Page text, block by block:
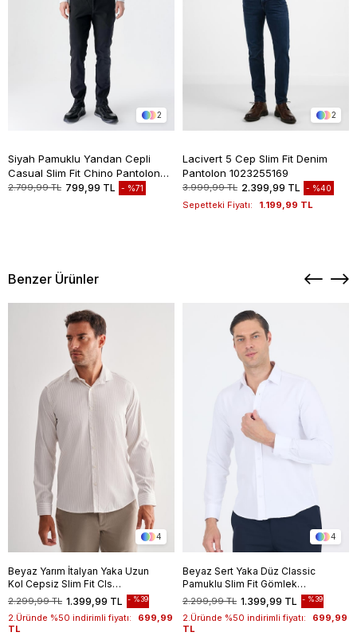
2
Siyah Pamuklu Yandan Cepli
Casual Slim Fit Chino Pantolon
1003235117
2.799,99 TL 799,99 TL %71
2
Lacivert 5 Cep Slim Fit Denim
Pantolon 1023255169
3.999,99 TL 2.399,99 TL %40
Sepetteki Fiyatı: 1.199,99 TL
Benzer Ürünler
4
Beyaz Yarım İtalyan Yaka Uzun
Kol Cepsiz Slim Fit Cls
Gömlek 1004255174
1.399,99 TL
2.299,99 TL %39
2.Üründe %50 indirimli fiyatı:
699,99
TL
4
Beyaz Sert Yaka Düz Classic
Pamuklu Slim Fit Gömlek
1004250214 1.399,99 TL
2.299,99 TL %39
2.Üründe %50 indirimli fiyatı:
699,99
TL